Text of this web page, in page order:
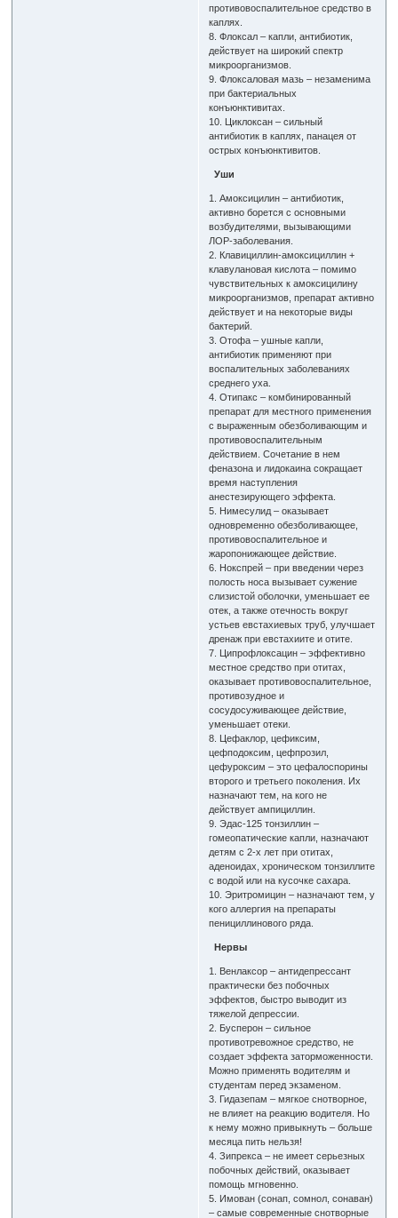
противовоспалительное средство в
каплях.
8. Флоксал – капли, антибиотик,
действует на широкий спектр
микроорганизмов.
9. Флоксаловая мазь – незаменима
при бактериальных
конъюнктивитах.
10. Циклоксан – сильный
антибиотик в каплях, панацея от
острых конъюнктивитов.
Уши
1. Амоксицилин – антибиотик,
активно борется с основными
возбудителями, вызывающими
ЛОР-заболевания.
2. Клавициллин-амоксициллин +
клавулановая кислота – помимо
чувствительных к амоксицилину
микроорганизмов, препарат активно
действует и на некоторые виды
бактерий.
3. Отофа – ушные капли,
антибиотик применяют при
воспалительных заболеваниях
среднего уха.
4. Отипакс – комбинированный
препарат для местного применения
с выраженным обезболивающим и
противовоспалительным
действием. Сочетание в нем
феназона и лидокаина сокращает
время наступления
анестезирующего эффекта.
5. Нимесулид – оказывает
одновременно обезболивающее,
противовоспалительное и
жаропонижающее действие.
6. Нокспрей – при введении через
полость носа вызывает сужение
слизистой оболочки, уменьшает ее
отек, а также отечность вокруг
устьев евстахиевых труб, улучшает
дренаж при евстахиите и отите.
7. Ципрофлоксацин – эффективно
местное средство при отитах,
оказывает противовоспалительное,
противозудное и
сосудосуживающее действие,
уменьшает отеки.
8. Цефаклор, цефиксим,
цефподоксим, цефпрозил,
цефуроксим – это цефалоспорины
второго и третьего поколения. Их
назначают тем, на кого не
действует ампициллин.
9. Эдас-125 тонзиллин –
гомеопатические капли, назначают
детям с 2-х лет при отитах,
аденоидах, хроническом тонзиллите
с водой или на кусочке сахара.
10. Эритромицин – назначают тем, у
кого аллергия на препараты
пенициллинового ряда.
Нервы
1. Венлаксор – антидепрессант
практически без побочных
эффектов, быстро выводит из
тяжелой депрессии.
2. Бусперон – сильное
противотревожное средство, не
создает эффекта заторможенности.
Можно применять водителям и
студентам перед экзаменом.
3. Гидазепам – мягкое снотворное,
не влияет на реакцию водителя. Но
к нему можно привыкнуть – больше
месяца пить нельзя!
4. Зипрекса – не имеет серьезных
побочных действий, оказывает
помощь мгновенно.
5. Имован (сонап, сомнол, сонаван)
– самые современные снотворные